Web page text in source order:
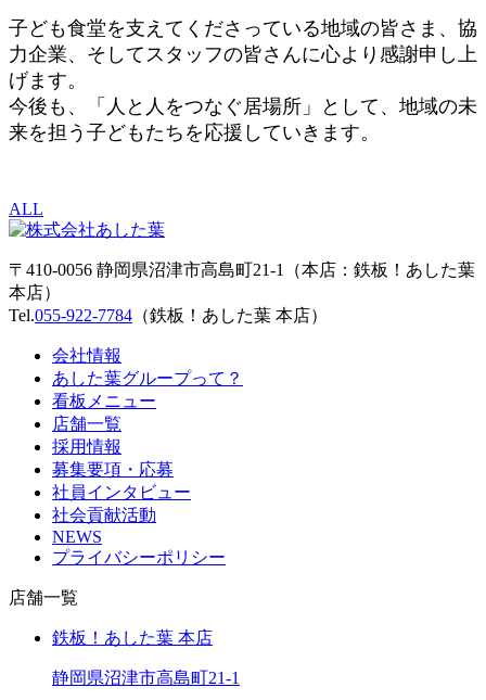
子ども食堂を支えてくださっている地域の皆さま、協
力企業、そしてスタッフの皆さんに心より感謝申し上
げます。
今後も、「人と人をつなぐ居場所」として、地域の未
来を担う子どもたちを応援していきます。
ALL
〒410-0056 静岡県沼津市高島町21-1（本店：鉄板！あした葉
本店）
Tel.055-922-7784 （鉄板！あした葉 本店）
会社情報
あした葉グループって？
看板メニュー
店舗一覧
採用情報
募集要項・応募
社員インタビュー
社会貢献活動
NEWS
プライバシーポリシー
店舗一覧
鉄板！あした葉 本店
静岡県沼津市高島町21-1